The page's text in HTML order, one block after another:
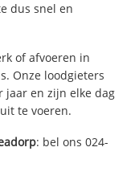
dus snel en
of afvoeren in
Onze loodgieters
jaar en zijn elke dag
te voeren.
: bel ons 024-